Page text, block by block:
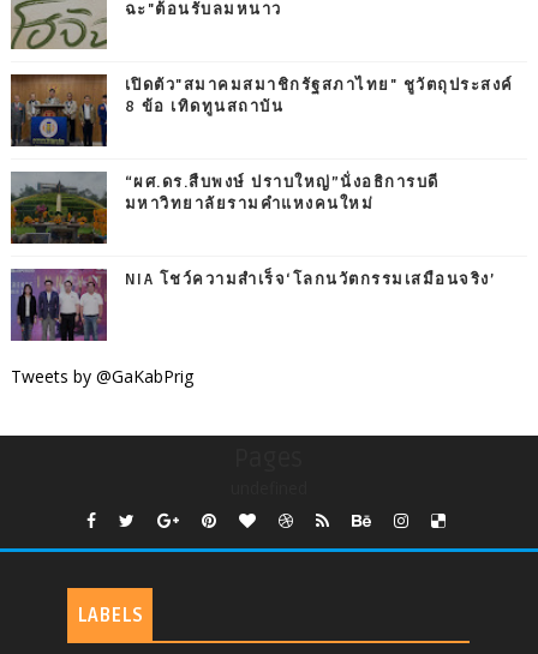
ฉะ"ต้อนรับลมหนาว
เปิดตัว"สมาคมสมาชิกรัฐสภาไทย" ชูวัตถุประสงค์
8 ข้อ เทิดทูนสถาบัน
“ผศ.ดร.สืบพงษ์ ปราบใหญ่”นั่งอธิการบดี
มหาวิทยาลัยรามคำแหงคนใหม่
NIA โชว์ความสำเร็จ‘โลกนวัตกรรมเสมือนจริง’
Tweets by @GaKabPrig
LABELS